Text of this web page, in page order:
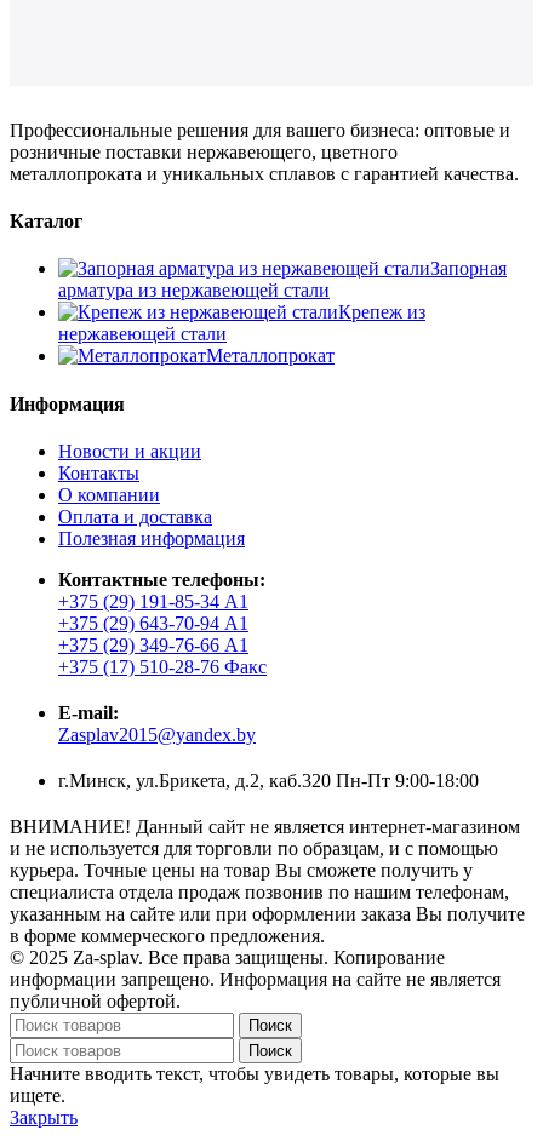
Профессиональные решения для вашего бизнеса: оптовые и
розничные поставки нержавеющего, цветного
металлопроката и уникальных сплавов с гарантией качества.
Каталог
Запорная
арматура из нержавеющей стали
Крепеж из
нержавеющей стали
Металлопрокат
Информация
Новости и акции
Контакты
О компании
Оплата и доставка
Полезная информация
Контактные телефоны:
+375 (29) 191-85-34 А1
+375 (29) 643-70-94 А1
+375 (29) 349-76-66 А1
+375 (17) 510-28-76 Факс
E-mail:
Zasplav2015@yandex.by
г.Минск, ул.Брикета, д.2, каб.320 Пн-Пт 9:00-18:00
ВНИМАНИЕ! Данный сайт не является интернет-магазином
и не используется для торговли по образцам, и с помощью
курьера. Точные цены на товар Вы сможете получить у
специалиста отдела продаж позвонив по нашим телефонам,
указанным на сайте или при оформлении заказа Вы получите
в форме коммерческого предложения.
© 2025 Za-splav. Все права защищены. Копирование
информации запрещено. Информация на сайте не является
публичной офертой.
Поиск
Поиск
Начните вводить текст, чтобы увидеть товары, которые вы
ищете.
Закрыть